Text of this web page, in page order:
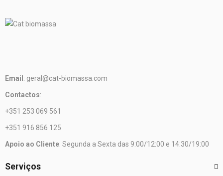
Email : geral@cat-biomassa.com
Contactos:
+351 253 069 561
+351 916 856 125
Apoio ao Cliente: Segunda a Sexta das 9:00/12:00 e 14:30/19:00
Serviços